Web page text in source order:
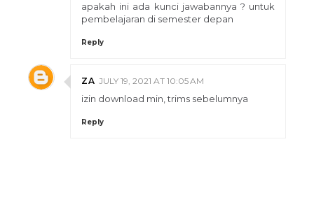
apakah ini ada kunci jawabannya ? untuk
pembelajaran di semester depan
Reply
ZA JULY 19, 2021 AT 10:05 AM
izin download min, trims sebelumnya
Reply